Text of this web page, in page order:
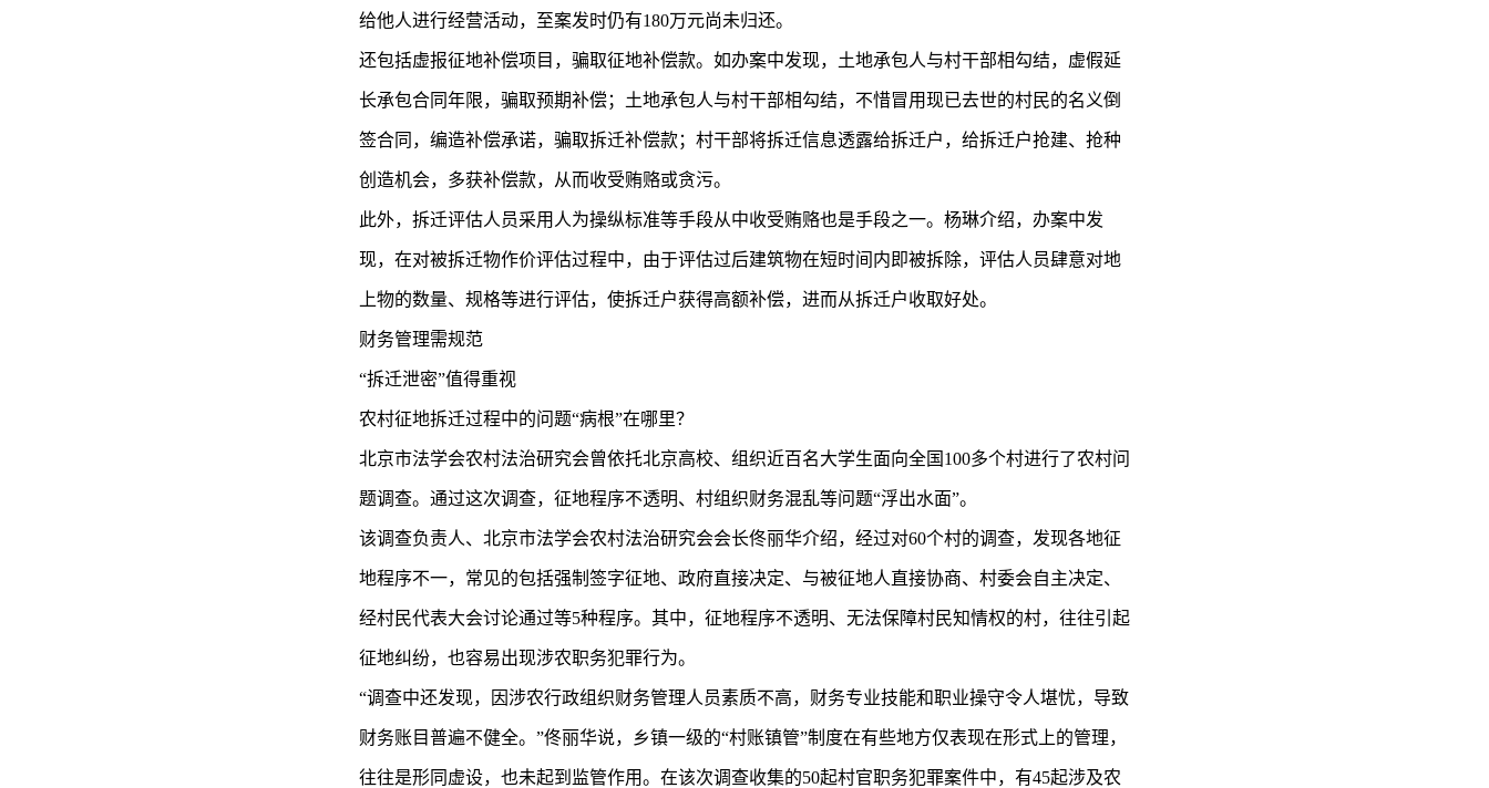
给他人进行经营活动，至案发时仍有180万元尚未归还。
还包括虚报征地补偿项目，骗取征地补偿款。如办案中发现，土地承包人与村干部相勾结，虚假延
长承包合同年限，骗取预期补偿；土地承包人与村干部相勾结，不惜冒用现已去世的村民的名义倒
签合同，编造补偿承诺，骗取拆迁补偿款；村干部将拆迁信息透露给拆迁户，给拆迁户抢建、抢种
创造机会，多获补偿款，从而收受贿赂或贪污。
此外，拆迁评估人员采用人为操纵标准等手段从中收受贿赂也是手段之一。杨琳介绍，办案中发
现，在对被拆迁物作价评估过程中，由于评估过后建筑物在短时间内即被拆除，评估人员肆意对地
上物的数量、规格等进行评估，使拆迁户获得高额补偿，进而从拆迁户收取好处。
财务管理需规范
“拆迁泄密”值得重视
农村征地拆迁过程中的问题“病根”在哪里？
北京市法学会农村法治研究会曾依托北京高校、组织近百名大学生面向全国100多个村进行了农村问
题调查。通过这次调查，征地程序不透明、村组织财务混乱等问题“浮出水面”。
该调查负责人、北京市法学会农村法治研究会会长佟丽华介绍，经过对60个村的调查，发现各地征
地程序不一，常见的包括强制签字征地、政府直接决定、与被征地人直接协商、村委会自主决定、
经村民代表大会讨论通过等5种程序。其中，征地程序不透明、无法保障村民知情权的村，往往引起
征地纠纷，也容易出现涉农职务犯罪行为。
“调查中还发现，因涉农行政组织财务管理人员素质不高，财务专业技能和职业操守令人堪忧，导致
财务账目普遍不健全。”佟丽华说，乡镇一级的“村账镇管”制度在有些地方仅表现在形式上的管理，
往往是形同虚设，也未起到监管作用。在该次调查收集的50起村官职务犯罪案件中，有45起涉及农